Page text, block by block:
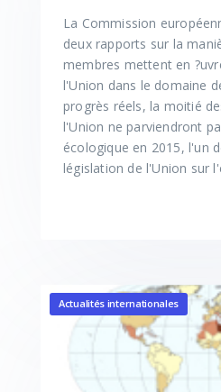
La Commission
deux rapports sur la
membres mettent en
l'Union dans le domaine
progrès réels, la moitié
l'Union ne parviendront
écologique en 2015, l'un
législation de l'Union sur
Actualités internationales